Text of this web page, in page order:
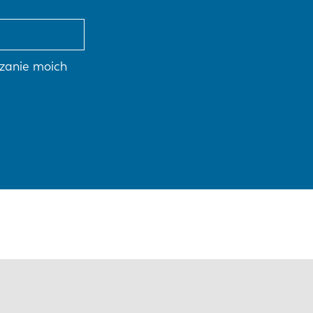
moich